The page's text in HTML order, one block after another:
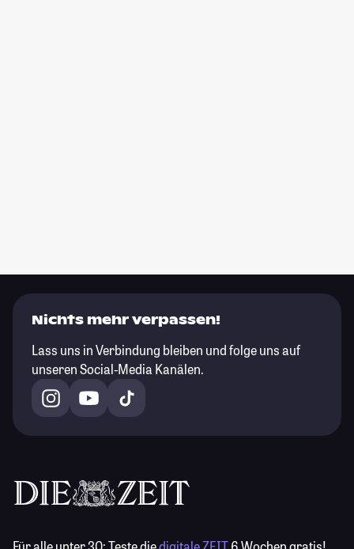
Nichts mehr verpassen!
Lass uns in Verbindung bleiben und folge uns auf
unseren Social-Media Kanälen.